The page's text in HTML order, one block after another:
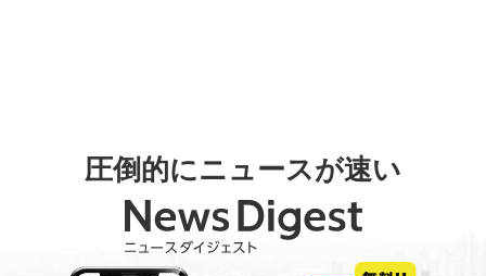
圧倒的にニュースが速い